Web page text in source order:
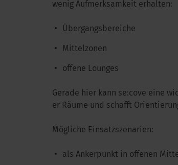
wenig Aufmerksamkeit erhalten:
Übergangsbereiche
Mittelzonen
offene Lounges
Gerade hier kann se:cove eine
er Räume und schafft
Mögliche Einsatzszenarien:
als Ankerpunkt in offenen